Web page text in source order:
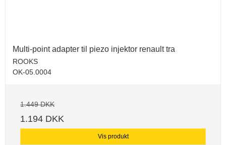
Multi-point adapter til piezo injektor renault tra
ROOKS
OK-05.0004
1.449 DKK
1.194 DKK
Vis produkt